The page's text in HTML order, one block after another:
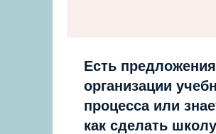
Есть
организации
процесса или
как сделать школу